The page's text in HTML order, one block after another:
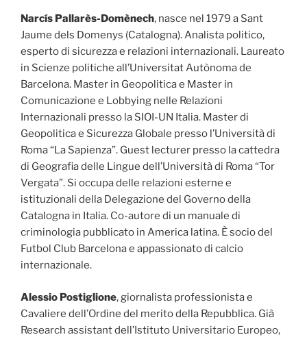
Narcís Pallarès-Domènech, nasce nel 1979 a Sant
Jaume dels Domenys (Catalogna). Analista politico,
esperto di sicurezza e relazioni internazionali. Laureato
in Scienze politiche all’Universitat Autònoma de
Barcelona. Master in Geopolitica e Master in
Comunicazione e Lobbying nelle Relazioni
Internazionali presso la SIOI-UN Italia. Master di
Geopolitica e Sicurezza Globale presso l’Università di
Roma “La Sapienza”. Guest lecturer presso la cattedra
di Geografia delle Lingue dell’Università di Roma “Tor
Vergata”. Si occupa delle relazioni esterne e
istituzionali della Delegazione del Governo della
Catalogna in Italia. Co-autore di un manuale di
criminologia pubblicato in America latina. È socio del
Futbol Club Barcelona e appassionato di calcio
internazionale.
Alessio Postiglione, giornalista professionista e
Cavaliere dell’Ordine del merito della Repubblica. Già
Research assistant dell’Istituto Universitario Europeo,